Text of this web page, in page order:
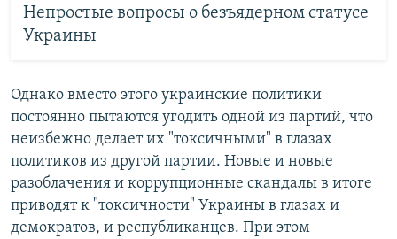
Непростые вопросы о безъядерном статусе
Украины
Однако вместо этого украинские политики
постоянно пытаются угодить одной из партий, что
неизбежно делает их "токсичными" в глазах
политиков из другой партии. Новые и новые
разоблачения и коррупционные скандалы в итоге
приводят к "токсичности" Украины в глазах и
демократов, и республиканцев. При этом